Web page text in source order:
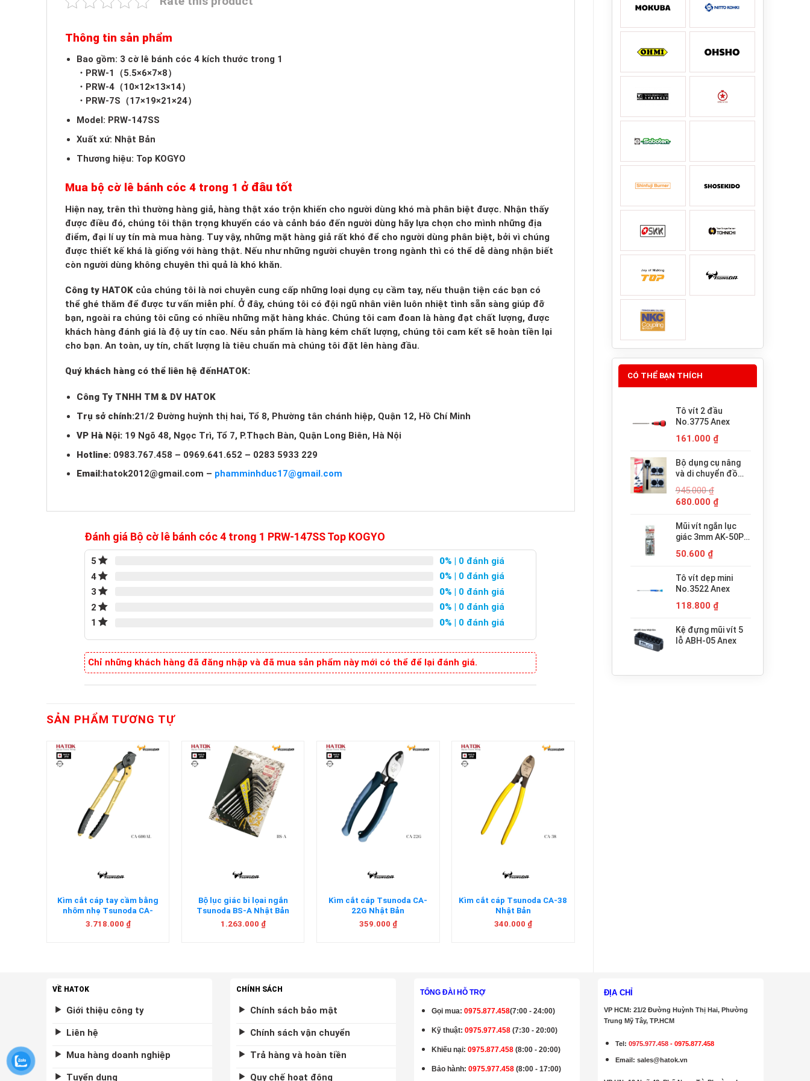
CÓ THỂ BẠN THÍCH
Tô vít 2 đầu
No.3775 Anex
161.000 ₫
Bộ dụng cụ nâng
và di chuyển đồ
minh PICUS LP-
200N
945.000₫
Giá
là:
945.000 ₫.
680.000 ₫Giá
tại
là:
Mũi vít ngắn lục
giác 3mm AK-50P-
50.600 ₫
Tô vít dẹp mini
No.3522 Anex
118.800 ₫
Kệ đựng mũi vít 5
lỗ ABH-05 Anex
Thông tin sản phẩm
Bao gồm: 3 cờ lê bánh cóc 4 kích thước trong 1
・PRW-1（5.5×6×7×8）
・PRW-4（10×12×13×14）
・PRW-7S（17×19×21×24）
Model: PRW-147SS
Xuất xứ: Nhật Bản
Thương hiệu: Top KOGYO
Mua bộ cờ lê bánh cóc 4 trong 1 ở đâu tốt
Hiện nay, trên thì thường hàng giả, hàng thật xáo trộn khiến cho người dùng khó mà phân biệt được. Nhận thấy
được điều đó, chúng tôi thận trọng khuyến cáo và cảnh báo đến người dùng hãy lựa chọn cho mình những địa
điểm, đại lí uy tín mà mua hàng. Tuy vậy, những mặt hàng giả rất khó để cho người dùng phân biệt, bởi vì chúng
được thiết kế khá là giống với hàng thật. Nếu như những người chuyên trong ngành thì có thể dễ dàng nhận biết
còn người dùng không chuyên thì quả là khó khăn.
Công ty HATOK của chúng tôi là nơi chuyên cung cấp những loại dụng cụ cầm tay, nếu thuận tiện các bạn có
thể ghé thăm để được tư vấn miễn phí. Ở đây, chúng tôi có đội ngũ nhân viên luôn nhiệt tình sẵn sàng giúp đỡ
bạn, ngoài ra chúng tôi cũng có nhiều những mặt hàng khác. Chúng tôi cam đoan là hàng đạt chất lượng, được
khách hàng đánh giá là độ uy tín cao. Nếu sản phẩm là hàng kém chất lượng, chúng tôi cam kết sẽ hoàn tiền lại
cho bạn. An toàn, uy tín, chất lượng là tiêu chuẩn mà chúng tôi đặt lên hàng đầu.
Quý khách hàng có thể liên hệ đến HATOK:
Công Ty TNHH TM & DV HATOK
Trụ sở chính:21/2 Đường huỳnh thị hai, Tổ 8, Phường tân chánh hiệp, Quận 12, Hồ Chí Minh
VP Hà Nội: 19 Ngõ 48, Ngọc Trì, Tổ 7, P.Thạch Bàn, Quận Long Biên, Hà Nội
Hotline: 0983.767.458 – 0969.641.652 – 0283 5933 229
Email:hatok2012@gmail.com – phamminhduc17@gmail.com
Đánh giá Bộ cờ lê bánh cóc 4 trong 1 PRW-147SS Top KOGYO
5 0% | 0 đánh giá
4
0% | 0 đánh giá
3
0% | 0 đánh giá
2
0% | 0 đánh giá
1
0% | 0 đánh giá
Chỉ những khách hàng đã đăng nhập và đã mua sản phẩm này mới có thể để lại đánh giá.
SẢN PHẨM TƯƠNG TỰ
Kìm cắt cáp tay cầm bằng
nhôm nhẹ Tsunoda CA-
600AL Nhật Bản
3.718.000 ₫
Bộ lục giác bi lọai ngắn
Tsunoda BS-A Nhật Bản
1.263.000 ₫
Kìm cắt cáp Tsunoda CA-
22G Nhật Bản
359.000 ₫
Kìm cắt cáp Tsunoda CA-38
Nhật Bản
340.000 ₫
VỀ HATOK
Giới thiệu công ty
Liên hệ
Mua hàng doanh nghiệp
Tuyển dụng
CHÍNH SÁCH
Chính sách bảo mật
Chính sách vận chuyển
Trả hàng và hoàn tiền
Quy chế hoạt động
TỔNG ĐÀI HỖ TRỢ
Gọi mua:0975.877.458(7:00 - 24:00)
Kỹ thuật:0975.977.458 (7:30 - 20:00)
Khiếu nại: 0975.877.458 (8:00 - 20:00)
Bảo hành:0975.977.458 (8:00 - 17:00)
ĐỊA CHỈ
VP HCM: 21/2 Đường Huỳnh Thị Hai, Phường
Trung Mỹ Tây, TP.HCM
Tel:0975.977.458 -0975.877.458
Email:sales@hatok.vn